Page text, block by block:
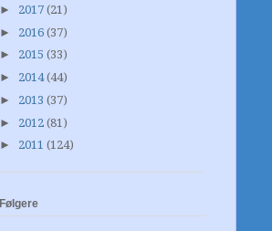
► 2017 (21)
► 2016 (37)
► 2015 (33)
► 2014(44)
► 2013 (37)
► 2012 (81)
► 2011 (124)
Følgere